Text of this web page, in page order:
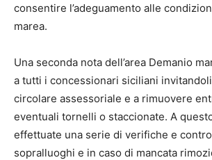
consentire l’adeguamento alle
marea.
Una seconda nota dell’area Demanio
a tutti i concessionari siciliani
circolare assessoriale e a rimuovere
eventuali tornelli o staccionate. A
effettuate una serie di verifiche e
sopralluoghi e in caso di mancata